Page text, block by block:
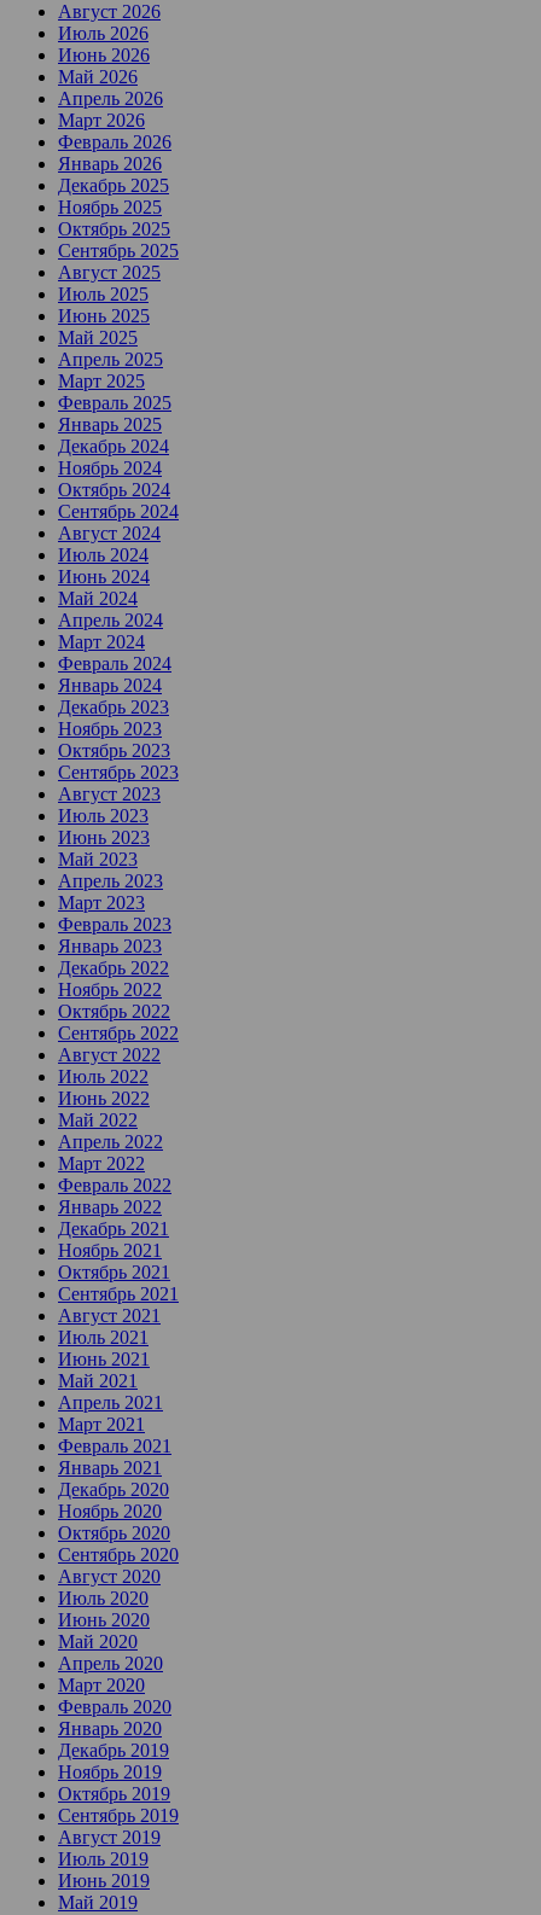
Август 2026
Июль 2026
Июнь 2026
Май 2026
Апрель 2026
Март 2026
Февраль 2026
Январь 2026
Декабрь 2025
Ноябрь 2025
Октябрь 2025
Сентябрь 2025
Август 2025
Июль 2025
Июнь 2025
Май 2025
Апрель 2025
Март 2025
Февраль 2025
Январь 2025
Декабрь 2024
Ноябрь 2024
Октябрь 2024
Сентябрь 2024
Август 2024
Июль 2024
Июнь 2024
Май 2024
Апрель 2024
Март 2024
Февраль 2024
Январь 2024
Декабрь 2023
Ноябрь 2023
Октябрь 2023
Сентябрь 2023
Август 2023
Июль 2023
Июнь 2023
Май 2023
Апрель 2023
Март 2023
Февраль 2023
Январь 2023
Декабрь 2022
Ноябрь 2022
Октябрь 2022
Сентябрь 2022
Август 2022
Июль 2022
Июнь 2022
Май 2022
Апрель 2022
Март 2022
Февраль 2022
Январь 2022
Декабрь 2021
Ноябрь 2021
Октябрь 2021
Сентябрь 2021
Август 2021
Июль 2021
Июнь 2021
Май 2021
Апрель 2021
Март 2021
Февраль 2021
Январь 2021
Декабрь 2020
Ноябрь 2020
Октябрь 2020
Сентябрь 2020
Август 2020
Июль 2020
Июнь 2020
Май 2020
Апрель 2020
Март 2020
Февраль 2020
Январь 2020
Декабрь 2019
Ноябрь 2019
Октябрь 2019
Сентябрь 2019
Август 2019
Июль 2019
Июнь 2019
Май 2019